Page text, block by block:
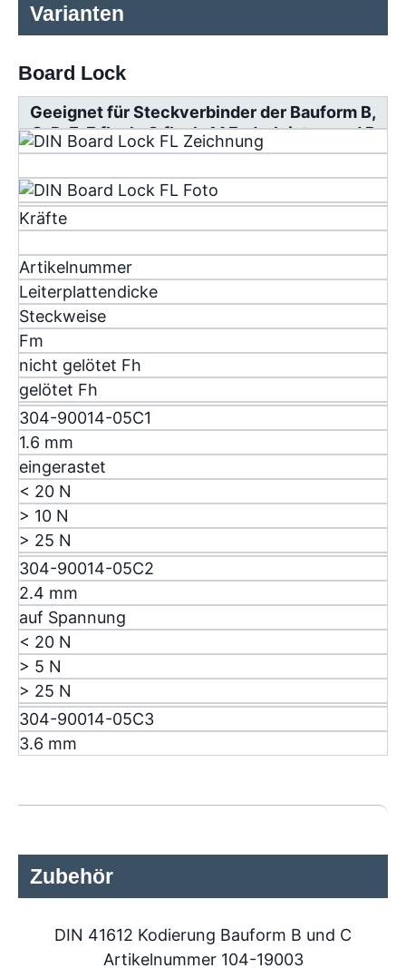
Varianten
Board Lock
Geeignet für Steckverbinder der Bauform B,
C, D, E, F flach, G flach, M Federleisten und R
Messerleisten
Kräfte
Artikelnummer
Leiterplattendicke
Steckweise
Fm
nicht gelötet Fh
gelötet Fh
304-90014-05C1
1.6 mm
eingerastet
< 20 N
> 10 N
> 25 N
304-90014-05C2
2.4 mm
auf Spannung
< 20 N
> 5 N
> 25 N
304-90014-05C3
3.6 mm
Zubehör
DIN 41612 Kodierung Bauform B und C
Artikelnummer 104-19003